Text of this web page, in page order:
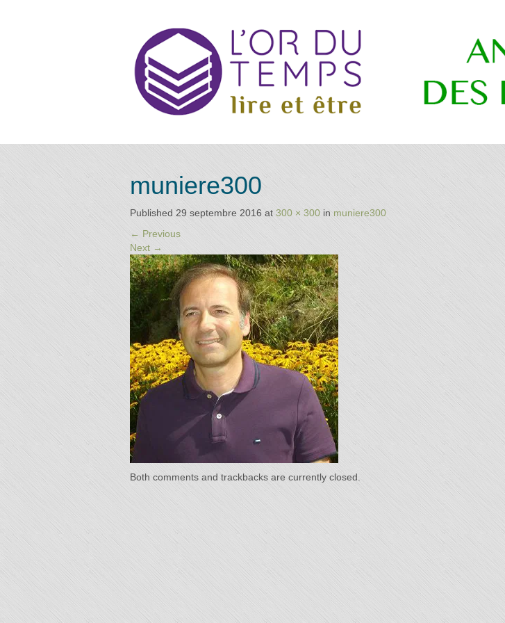
Annuaire
des
Praticiens
"L'Or du
Temps"
les
praticiens
"bien-
conseillé
par la
librairie
l'or du
temps
muniere300
Published 29 septembre 2016 at 300 × 300 in muniere300
← Previous
Next →
Both comments and trackbacks are currently closed.